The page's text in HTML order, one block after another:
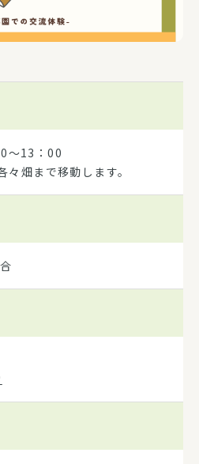
～13：00
畑まで移動します。